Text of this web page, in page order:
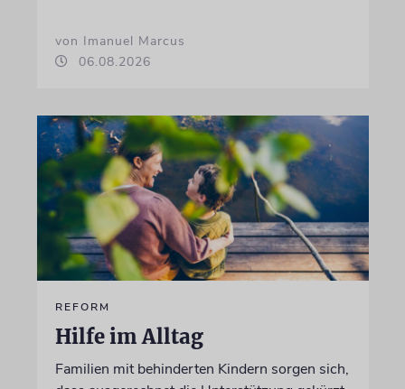
von Imanuel Marcus
06.08.2026
REFORM
Hilfe im Alltag
Familien mit behinderten Kindern sorgen sich,